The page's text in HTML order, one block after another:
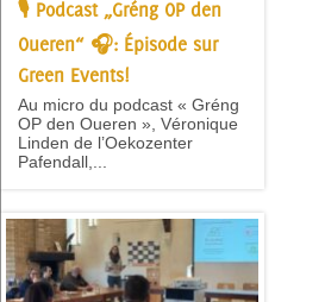
🎙 Podcast „Gréng OP den
Oueren“ 🎧: Épisode sur
Green Events!
Au micro du podcast « Gréng
OP den Oueren », Véronique
Linden de l’Oekozenter
Pafendall,...